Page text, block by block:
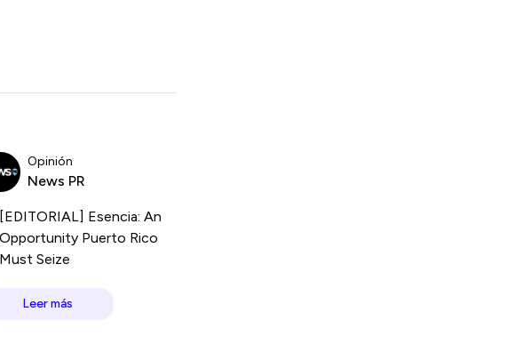
Opinión
News PR
[EDITORIAL] Esencia: An
Opportunity Puerto Rico
Must Seize
Leer más